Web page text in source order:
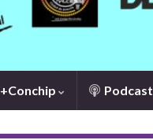
+Conchip Podcast